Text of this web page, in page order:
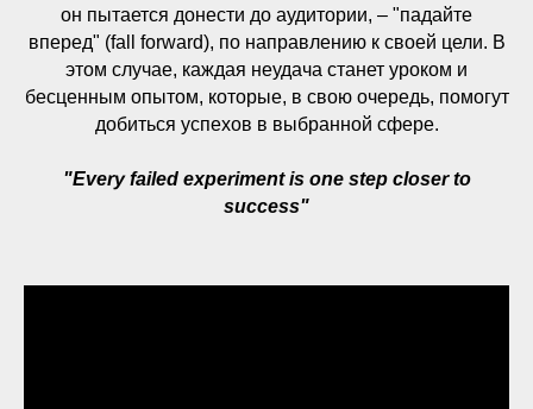
он пытается донести до аудитории, – "падайте
вперед" (fall forward), по направлению к своей цели. В
этом случае, каждая неудача станет уроком и
бесценным опытом, которые, в свою очередь, помогут
добиться успехов в выбранной сфере.
"Every failed experiment is one step closer to
success"